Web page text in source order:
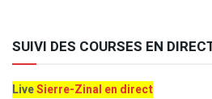
SUIVI DES COURSES EN
LiveSierre-Zinal en direct